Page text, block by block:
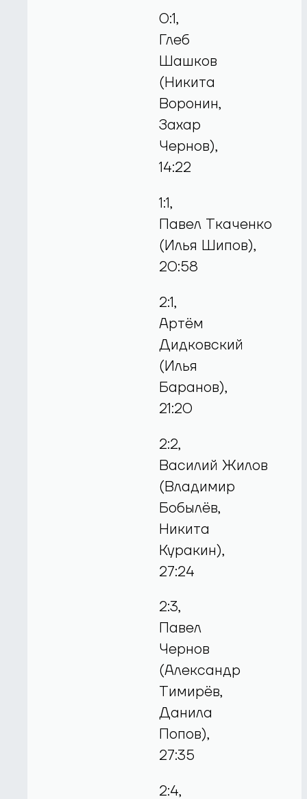
0:1,
Глеб
Шашков
(Никита
Воронин,
Захар
Чернов),
14:22
1:1,
Павел Ткаченко
(Илья Шипов),
20:58
2:1,
Артём
Дидковский
(Илья
Баранов),
21:20
2:2,
Василий Жилов
(Владимир
Бобылёв,
Никита
Куракин),
27:24
2:3,
Павел
Чернов
(Александр
Тимирёв,
Данила
Попов),
27:35
2:4,